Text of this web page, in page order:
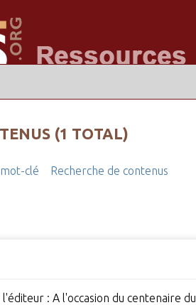
(1 TOTAL)
clé Recherche de contenus
: A l'occasion du centenaire